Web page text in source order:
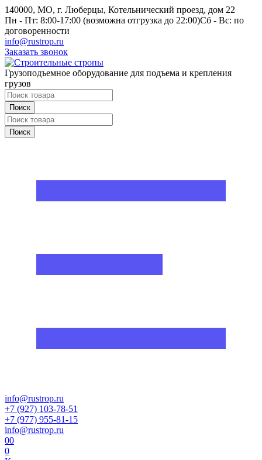
140000, МО, г. Люберцы, Котельнический проезд, дом 22
Пн - Пт: 8:00-17:00 (возможна отгрузка до 22:00)Сб - Вс: по
договоренности
info@rustrop.ru
Заказать звонок
Грузоподъемное оборудование для подъема и крепления
грузов
Поиск
Поиск
info@rustrop.ru
+7 (927) 103-78-51
+7 (977) 955-81-15
info@rustrop.ru
00
0